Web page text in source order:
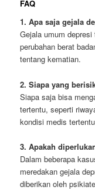
FAQ
1. Apa saja gejala
Gejala umum
perubahan berat
tentang kematian.
2. Siapa yang
Siapa saja bisa
tertentu, seperti
kondisi medis
3. Apakah
Dalam beberapa
meredakan gejala
diberikan oleh